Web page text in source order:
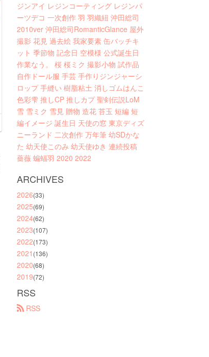
ジンアイ レジンコーティング レジンパ
ーツデコ 一次創作 羽 羽織紐 沖田総司
2010ver 沖田総司RomanticGlance 屋外
撮影 花見 過去絵 我家要素 缶バッチキ
ット 季節物 記念日 空模様 公式誕生日
作業なう。
桜 桜ミク 撮影小物 試作品
自作ドール服 手芸 手作りジンジャーシ
ロップ 手縫い 樹脂粘土 消しゴムはんこ
色彩雫 推しCP 推しカプ 聖剣伝説LoM
雪 雪ミク 雪見 贈物 造花 苔玉 短編 短
編イメージ 誕生日 天使の窓 東京ディズ
ニーランド 二次創作 万年筆 幼SDかな
た 幼天使このみ 幼天使ゆき 連続投稿
薔薇 蝙蝠羽 2020 2022
ARCHIVES
2026(33)
2025(69)
2024(62)
2023(107)
2022(173)
2021 (136)
2020(68)
2019(72)
RSS
RSS